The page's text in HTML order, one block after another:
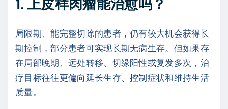
局限期、能完整切除的患者，仍有较大机会获得长
期控制，部分患者可实现长期无病生存。但如果存
在局部晚期、远处转移、切缘阳性或复发多次，治
疗目标往往更偏向延长生存、控制症状和维持生活
质量。